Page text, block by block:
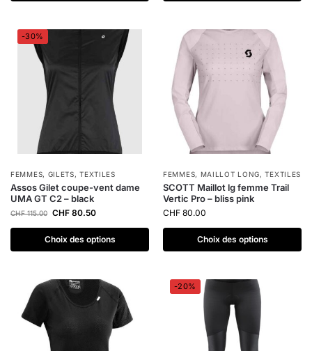
-30%
FEMMES, GILETS,TEXTILES
Assos Gilet coupe-vent dame
UMA GT C2 – black
CHF115.00 CHF 80.50
Choix des options
FEMMES, MAILLOT LONG,TEXTILES
SCOTT Maillot lg femme Trail
Vertic Pro – bliss pink
CHF 80.00
Choix des options
-20%